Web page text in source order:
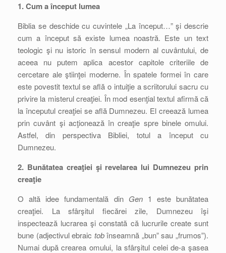
1. Cum a început lumea
Biblia se deschide cu cuvintele „La început…” şi descrie
cum a început să existe lumea noastră. Este un text
teologic şi nu istoric în sensul modern al cuvântului, de
aceea nu putem aplica acestor capitole criteriile de
cercetare ale ştiinţei moderne. În spatele formei în care
este povestit textul se află o intuiţie a scriitorului sacru cu
privire la misterul creaţiei. În mod esenţial textul afirmă că
la începutul creaţiei se află Dumnezeu. El creează lumea
prin cuvânt şi acţionează în creaţie spre binele omului.
Astfel, din perspectiva Bibliei, totul a început cu
Dumnezeu.
2. Bunătatea creaţiei şi revelarea lui Dumnezeu prin
creaţie
O altă idee fundamentală din Gen1 este bunătatea
creaţiei. La sfârşitul fiecărei zile, Dumnezeu îşi
inspectează lucrarea şi constată că lucrurile create sunt
bune (adjectivul ebraic tobînseamnă „bun” sau „frumos”).
Numai după crearea omului, la sfârşitul celei de-a şasea